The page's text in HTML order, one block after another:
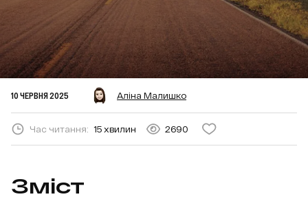
10 ЧЕРВНЯ 2025 Аліна Малишко
Час читання: 15 хвилин 2690
Зміст